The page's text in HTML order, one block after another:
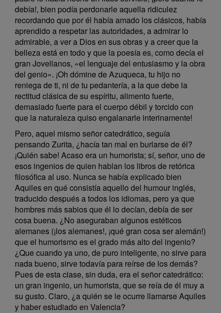
debía!, bien podía perdonarle aquella ridiculez
recordando que por él había amado los clásicos, había
aprendido a respetar las autoridades, a admirar lo
admirable, a ver a Dios en sus obras y a creer que la
belleza está en todo y que la poesía es, como decía el
gran Jovellanos, «el lenguaje del entusiasmo y la obra
del genio». ¡Oh dómine de Azuqueca, tu hijo no
reniega de ti, ni de tu pedantería, a la que debe la
rectitud clásica de su espíritu, alimento fuerte,
demasiado fuerte para el cuerpo débil y torcido con
que la naturaleza quiso engalanarle interinamente!
Pero, aquel mismo señor catedrático, seguía
pensando Zurita, ¿hacía tan mal en burlarse de él?
¡Quién sabe! Acaso era un humorista; sí, señor, uno de
esos ingenios de quien hablan los libros de retórica
filosófica al uso. Nunca se había explicado bien
Aquiles en qué consistía aquello del humour inglés,
traducido después a todos los idiomas, pero ya que
hombres más sabios que él lo decían, debía de ser
cosa buena. ¿No aseguraban algunos estéticos
alemanes (¡los alemanes!, ¡qué gran cosa ser alemán!)
que el humorismo es el grado más alto del ingenio?
¿Que cuando ya uno, de puro inteligente, no sirve para
nada bueno, sirve todavía para reírse de los demás?
Pues de esta clase, sin duda, era el señor catedrático:
un gran ingenio, un humorista, que se reía de él muy a
su gusto. Claro, ¿a quién se le ocurre llamarse Aquiles
y haber estudiado en Valencia?